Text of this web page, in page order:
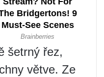
šetrný řez,
větve. Ze